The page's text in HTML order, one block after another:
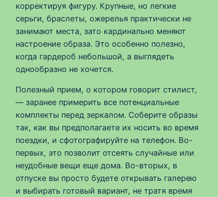
корректируя фигуру. Крупные, но легкие
серьги, браслеты, ожерелья практически не
занимают места, зато кардинально меняют
настроение образа. Это особенно полезно,
когда гардероб небольшой, а выглядеть
однообразно не хочется.
Полезный прием, о котором говорит стилист,
— заранее примерить все потенциальные
комплекты перед зеркалом. Соберите образы
так, как вы предполагаете их носить во время
поездки, и сфотографируйте на телефон. Во-
первых, это позволит отсеять случайные или
неудобные вещи еще дома. Во-вторых, в
отпуске вы просто будете открывать галерею
и выбирать готовый вариант, не тратя время